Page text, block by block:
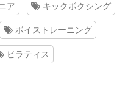
ア キックボクシング
ボイストレーニング
ピラティス